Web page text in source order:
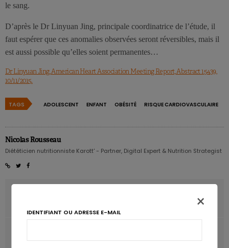
le sang.
D’après le Dr Linyuan Jing, principale coordinatrice de l’étude, il
faut espérer que ces anomalies observées seront réversibles, mais il
est aussi possible qu’elles soient permanentes…
Dr Linyuan Jing, American Heart Association Meeting Report, Abstract 15439,
10/11/2015.
TAGS ADOLESCENT ENFANT OBÉSITÉ RISQUE CARDIOVASCULAIRE
Nicolas Rousseau
Diététicien nutritionniste Karott' - Partner, Digital Expert & Nutrition Strategist
Les boissons énergisantes néfastes pour le cœur?
Cibler le microbiote pour lutter contre l’obésité?
×
IDENTIFIANT OU ADRESSE E-MAIL